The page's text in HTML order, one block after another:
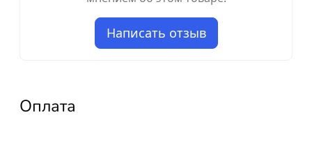
Написать отзыв
Оплата